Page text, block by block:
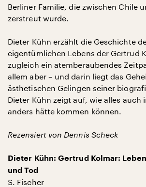
Berliner Familie, die zwischen Chile
zerstreut wurde.
Dieter Kühn erzählt die Geschichte
eigentümlichen Lebens der Gertrud
zugleich ein atemberaubendes
allem aber – und darin liegt das
ästhetischen Gelingen seiner
Dieter Kühn zeigt auf, wie alles auch
anders hätte kommen können.
Rezensiert von Dennis Scheck
Dieter Kühn: Gertrud Kolmar:
und Tod
S. Fischer